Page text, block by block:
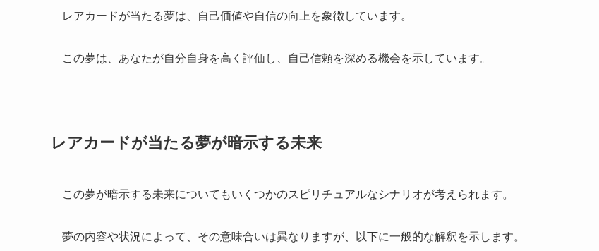
レアカードが当たる夢は、自己価値や自信の向上を象徴しています。
この夢は、あなたが自分自身を高く評価し、自己信頼を深める機会を示しています。
レアカードが当たる夢が暗示する未来
この夢が暗示する未来についてもいくつかのスピリチュアルなシナリオが考えられます。
夢の内容や状況によって、その意味合いは異なりますが、以下に一般的な解釈を示します。